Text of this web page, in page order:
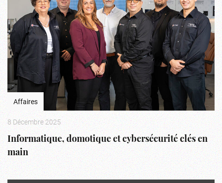
Affaires
8 Décembre 2025
Informatique, domotique et cybersécurité clés en
main